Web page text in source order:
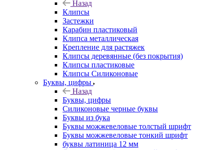
Назад
Клипсы
Застежки
Карабин пластиковый
Клипса металлическая
Крепление для растяжек
Клипсы деревянные (без покрытия)
Клипсы пластиковые
Клипсы Силиконовые
Буквы, цифры
Назад
Буквы, цифры
Силиконовые черные буквы
Буквы из бука
Буквы можжевеловые толстый шрифт
Буквы можжевеловые тонкий шрифт
буквы латиница 12 мм